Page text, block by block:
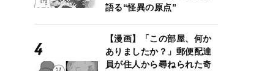
語る“怪異の原点”
【漫画】「この部屋、何か
ありましたか？」郵便配達
員が住人から尋ねられた奇